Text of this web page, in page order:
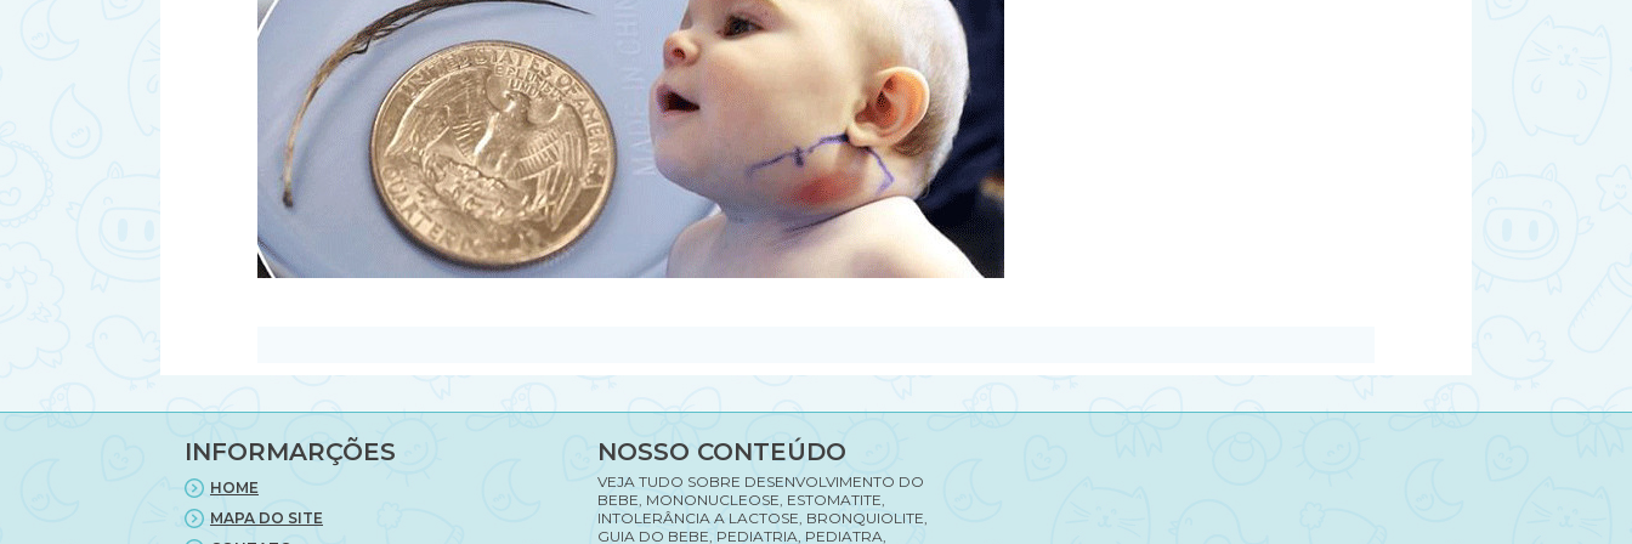
INFORMARÇÕES
HOME
MAPA DO SITE
NOSSO CONTEÚDO
VEJA TUDO SOBRE DESENVOLVIMENTO DO
BEBE, MONONUCLEOSE, ESTOMATITE,
INTOLERÂNCIA A LACTOSE, BRONQUIOLITE,
GUIA DO BEBE, PEDIATRIA, PEDIATRA,